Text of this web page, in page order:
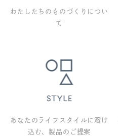
わたしたちのものづくりについ
て
あなたのライフスタイルに溶け
込む、製品のご提案